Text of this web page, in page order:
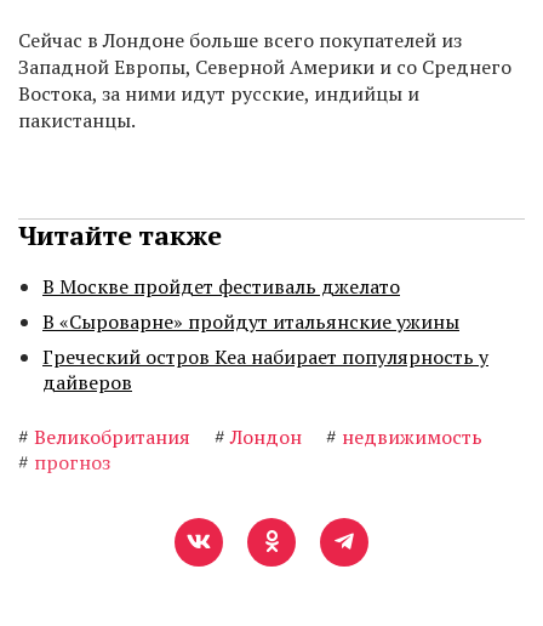
Сейчас в Лондоне больше всего покупателей из
Западной Европы, Северной Америки и со Среднего
Востока, за ними идут русские, индийцы и
пакистанцы.
Читайте также
В Москве пройдет фестиваль джелато
В «Сыроварне» пройдут итальянские ужины
Греческий остров Кеа набирает популярность у
дайверов
# Великобритания # Лондон # недвижимость
# прогноз